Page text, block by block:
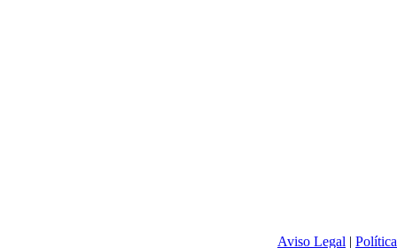
Aviso Legal |